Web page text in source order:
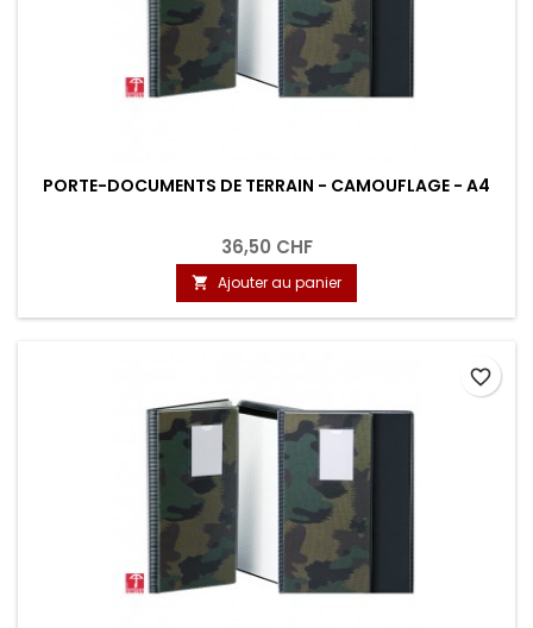
PORTE-DOCUMENTS DE TERRAIN - CAMOUFLAGE - A4
36,50 CHF
 Ajouter au panier
favorite_border